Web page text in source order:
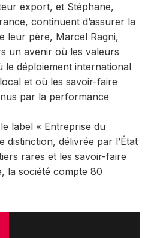
export, et Stéphane,
continuent d’assurer la
leur père, Marcel Ragni,
un avenir où les valeurs
le déploiement international
et où les savoir-faire
par la performance
label « Entreprise du
distinction, délivrée par l’État
rares et les savoir-faire
la société compte 80